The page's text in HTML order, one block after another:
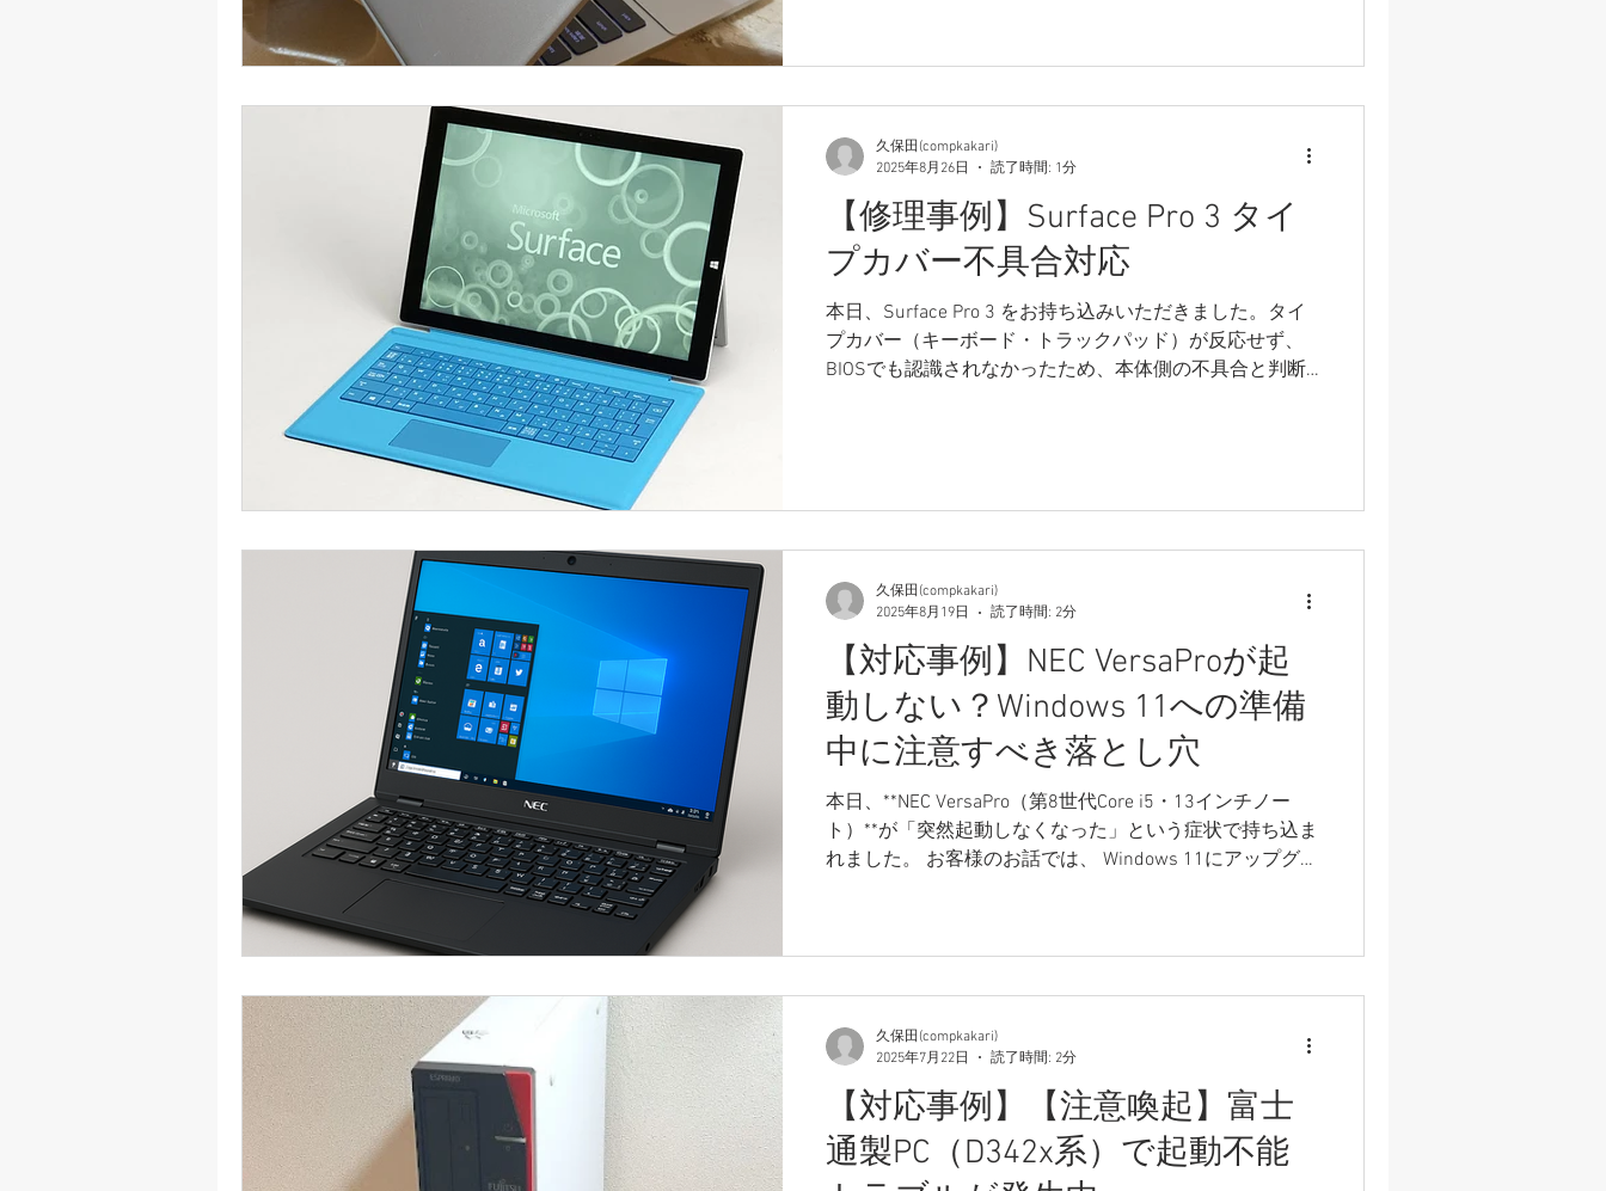
【修理事例】Surface Pro 3 タイ
プカバー不具合対応
本日、Surface Pro 3 をお持ち込みいただきました。タイ
プカバー（キーボード・トラックパッド）が反応せず、
BIOSでも認識されなかったため、本体側の不具合と判断
久保田(compkakari)
2025年8月26日
読了時間: 1分
【対応事例】NEC VersaProが起
動しない？Windows 11への準備
中に注意すべき落とし穴
本日、**NEC VersaPro（第8世代Core i5・13インチノー
ト）**が「突然起動しなくなった」という症状で持ち込ま
れました。 お客様のお話では、 Windows 11にアップグレ
久保田(compkakari)
2025年8月19日
読了時間: 2分
【対応事例】【注意喚起】富士
通製PC（D342x系）で起動不能
久保田(compkakari)
2025年7月22日
読了時間: 2分